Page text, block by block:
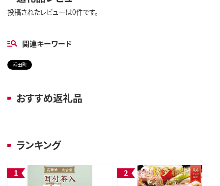
投稿されたレビューは0件です。
関連キーワード
添田町
おすすめ返礼品
ランキング